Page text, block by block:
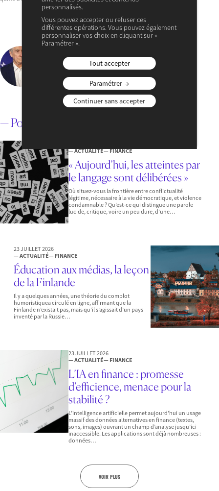
Membre du Cercle des économistes, professeur à l’Université
d’Orléans
VOIR SON PROFIL
— Pour aller plus loin
— ACTUALITÉ— FINANCE
« Aujourd’hui, les atteintes par
le langage sont délibérées »
Où situez-vous la frontière entre conflictualité
légitime, nécessaire à la vie démocratique, et violence
condamnable ? Qu’est-ce qui distingue une parole
lucide, critique, voire un peu dure, d’une…
23 JUILLET 2026
— ACTUALITÉ— FINANCE
Éducation aux médias, la leçon
de la Finlande
Il y a quelques années, une théorie du complot
humoristiquea circulé en ligne, affirmant que la
Finlande n’existait pas, mais qu’il s’agissait d’un pays
inventé par la Russie…
23 JUILLET 2026
— ACTUALITÉ— FINANCE
L’IA en finance : promesse
d’efficience, menace pour la
stabilité ?
L’intelligence artificielle permet aujourd’hui un usage
massif des données alternatives en finance (textes,
sons, images) ouvrant un champ d’analyse jusqu’ici
inaccessible. Les applications sont déjà nombreuses :
données…
VOIR PLUS
personnalisés.
Vous pouvez accepter ou refuser ces
différentes opérations. Vous pouvez également
personnaliser vos choix en cliquant sur «
Paramétrer ».
Tout accepter
Paramétrer
Continuer sans accepter